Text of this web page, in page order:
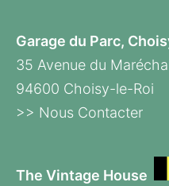
Garage du Parc,
35 Avenue du
94600 Choisy-le-Roi
>> Nous Contacter
The Vintage House